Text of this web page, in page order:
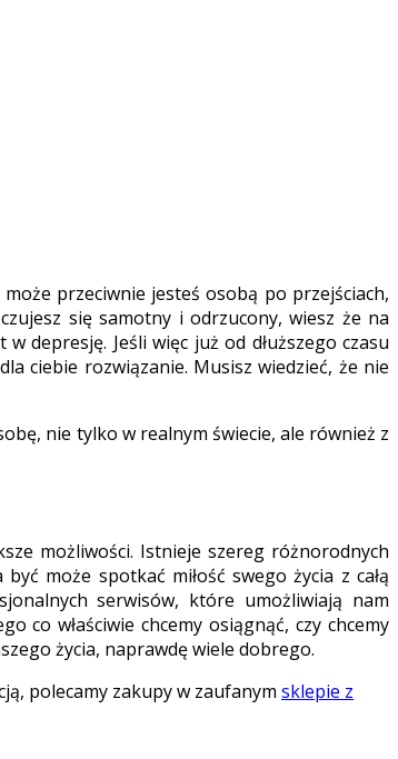
może przeciwnie jesteś osobą po przejściach,
się samotny i odrzucony, wiesz że na
depresję. Jeśli więc już od dłuższego czasu
ciebie rozwiązanie. Musisz wiedzieć, że nie
nie tylko w realnym świecie, ale również z
możliwości. Istnieje szereg różnorodnych
może spotkać miłość swego życia z całą
serwisów, które umożliwiają nam
co właściwie chcemy osiągnąć, czy chcemy
życia, naprawdę wiele dobrego.
polecamy zakupy w zaufanym sklepie z